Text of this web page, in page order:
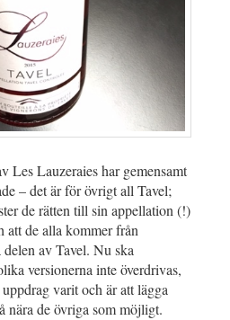
Les Lauzeraies har gemensamt
– det är för övrigt all Tavel;
de rätten till sin appellation (!)
att de alla kommer från
av Tavel. Nu ska
versionerna inte överdrivas,
varit och är att lägga
nära de övriga som möjligt.